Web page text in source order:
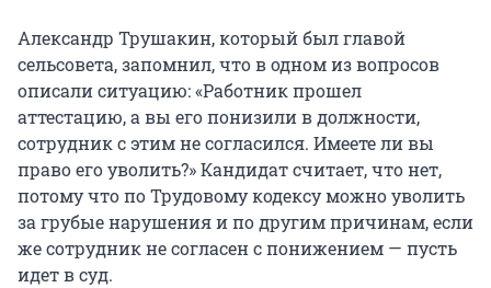
Александр Трушакин, который был главой
сельсовета, запомнил, что в одном из вопросов
описали ситуацию: «Работник прошел
аттестацию, а вы его понизили в должности,
сотрудник с этим не согласился. Имеете ли вы
право его уволить?» Кандидат считает, что нет,
потому что по Трудовому кодексу можно уволить
за грубые нарушения и по другим причинам, если
же сотрудник не согласен с понижением — пусть
идет в суд.